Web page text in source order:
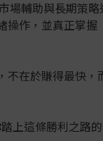
場輔助與長期策
操作，並真正掌握
不在於賺得最快，
上這條勝利之路